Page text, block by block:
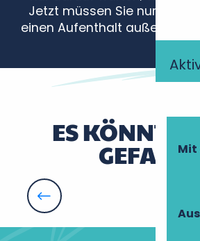
Mit
Jetzt müssen Sie nur noch
einen Aufenthalt außerhalb
Les Girardieres
Gîte de la Camusière
TrogloGîte
Gîtes des Forges **
L'Orée des Bois
Le Gîte de Roche Claire
Hôtel Troglododo
La Boissière
ES KÖNNTE